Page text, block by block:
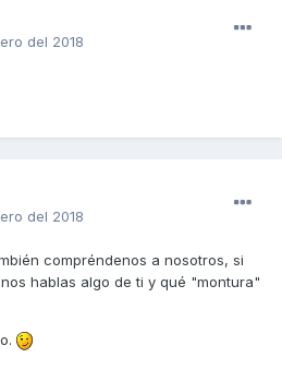
del 2018
del 2018
compréndenos a nosotros, si
hablas algo de ti y qué "montura"